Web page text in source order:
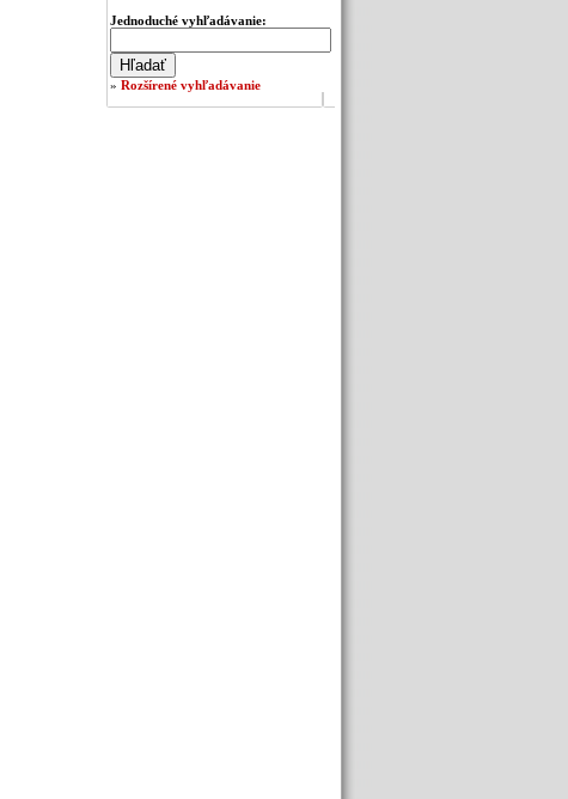
Jednoduché vyhľadávanie:
» Rozšírené vyhľadávanie